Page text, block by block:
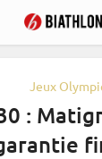
Jeux
: